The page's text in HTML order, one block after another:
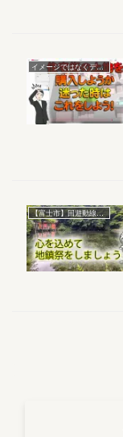
イメージではなくデータで考える
【富士市】回遊動線のある家